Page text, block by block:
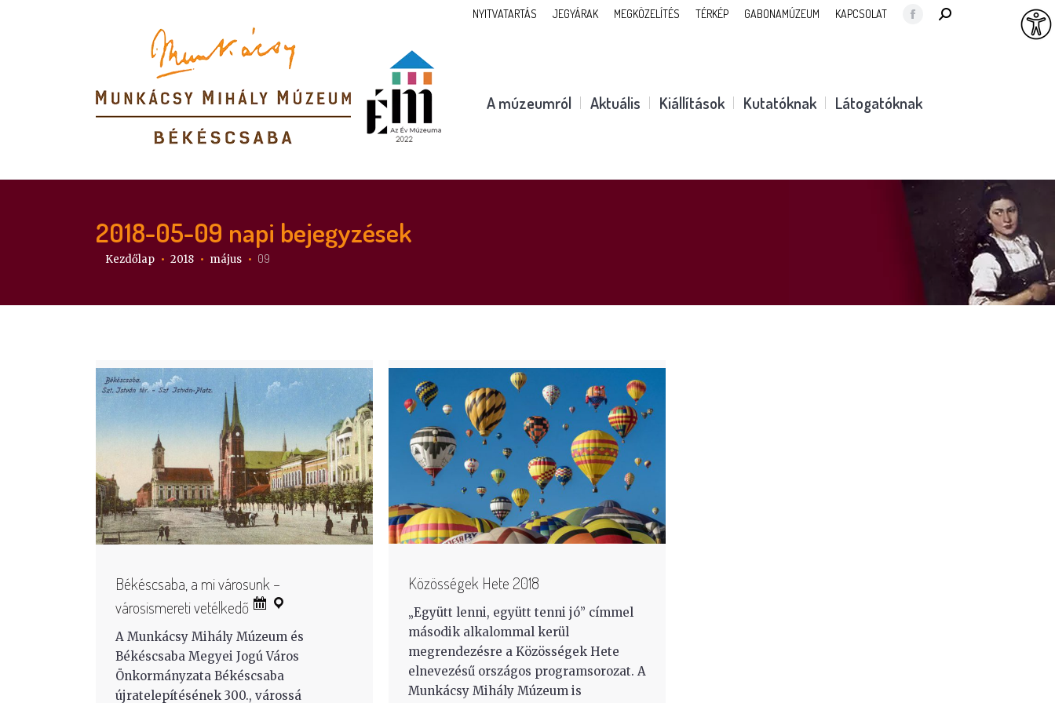
NYITVATARTÁS JEGYÁRAK MEGKÖZELÍTÉS TÉRKÉP GABONAMÚZEUM KAPCSOLAT
Facebook
new
SEARCH:
A múzeumról Aktuális Kiállítások Kutatóknak Látogatóknak
2018-05-09 napi bejegyzések
Itt vagy:
Kezdőlap 2018 május 09
Békéscsaba, a mi városunk –
városismereti vetélkedő
A Munkácsy Mihály Múzeum és
Békéscsaba Megyei Jogú Város
Önkormányzata Békéscsaba
újratelepítésének 300., várossá
Közösségek Hete 2018
„Együtt lenni, együtt tenni jó” címmel
második alkalommal kerül
megrendezésre a Közösségek Hete
elnevezésű országos programsorozat. A
Munkácsy Mihály Múzeum is